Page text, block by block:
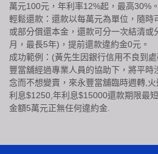
萬元100元，年利率12%起，最高30%。
輕鬆還款：還款以每萬元為單位，隨時
或部分償還本金，還款可分一次結清或
月，最長5年)，提前還款違約金0元。
成功範例：(黃先生因銀行信用不良到
豐當舖經過專業人員的協助下，將平時
念而不想變賣，來永豐當舖臨時週轉,
利息$1250,年利息$15000還款期限最
金額5萬元正無任何違約金.